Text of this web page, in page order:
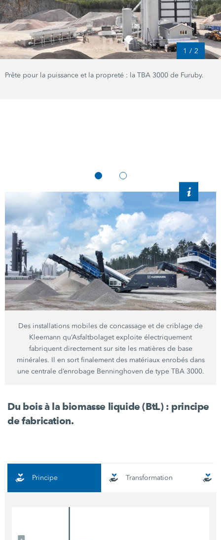
1 / 2
Prête pour la puissance et la propreté : la TBA 3000 de Furuby.
Des installations mobiles de concassage et de criblage de
Kleemann qu’Asfaltbolaget exploite électriquement
fabriquent directement sur site les matières de base
minérales. Il en sort finalement des matériaux enrobés dans
une centrale d’enrobage Benninghoven de type TBA 3000.
Du bois à la biomasse liquide (BtL) : principe
de fabrication.
Principe Transformation